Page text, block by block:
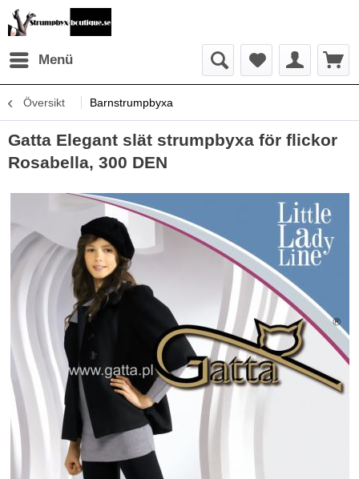
Menü
Översikt Barnstrumpbyxa
Gatta Elegant slät strumpbyxa för flickor
Rosabella, 300 DEN